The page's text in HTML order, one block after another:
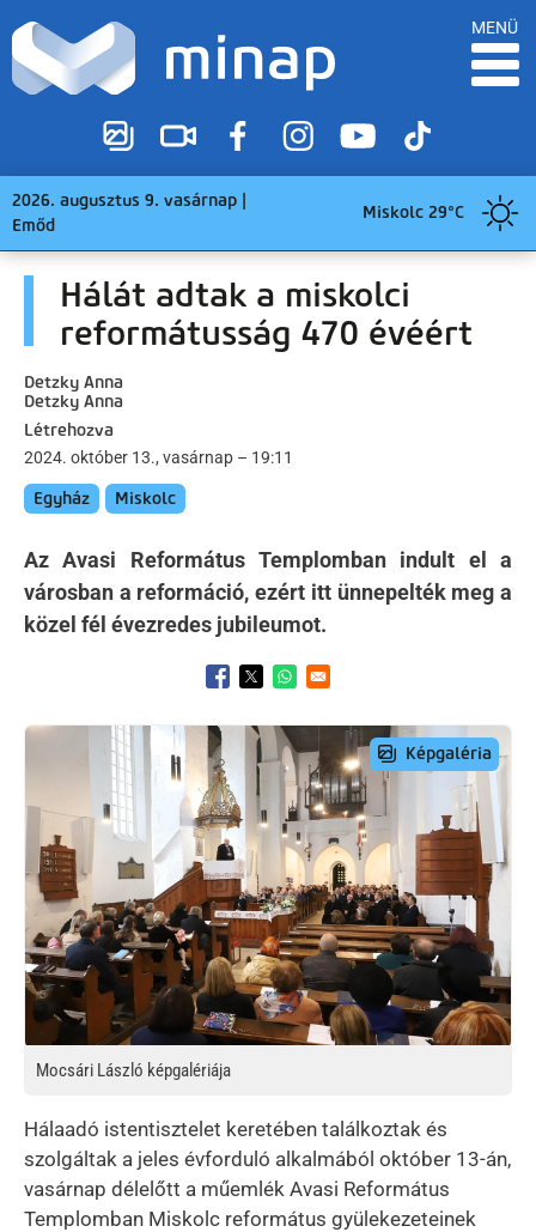
MENÜ
2026. augusztus 9. vasárnap |
Emőd
Miskolc 29°C
Hálát adtak a miskolci
reformátusság 470 évéért
Detzky Anna
Detzky Anna
Létrehozva
2024. október 13., vasárnap – 19:11
Egyház Miskolc
Az Avasi Református Templomban indult el a
városban a reformáció, ezért itt ünnepelték meg a
közel fél évezredes jubileumot.
Opens in a new window
Opens in a new window
Opens in a new window
Preview Image
Mocsári László képgalériája
Hálaadó istentisztelet keretében találkoztak és
szolgáltak a jeles évforduló alkalmából október 13-án,
vasárnap délelőtt a műemlék Avasi Református
Templomban Miskolc református gyülekezeteinek